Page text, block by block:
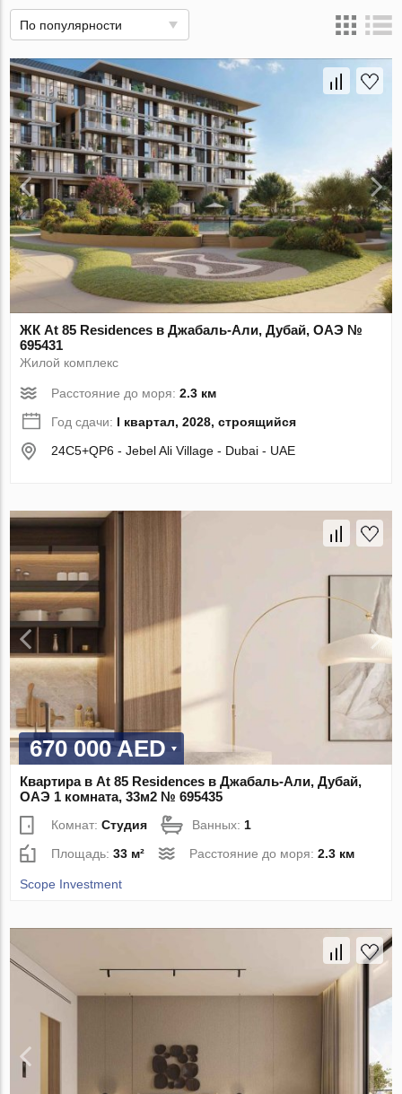
По популярности
ЖК At 85 Residences в Джабаль-Али, Дубай, ОАЭ №
695431
Жилой комплекс
Расстояние до моря:2.3 км
Год сдачи: I квартал, 2028, строящийся
24C5+QP6 - Jebel Ali Village - Dubai - UAE
670 000 AED
Квартира в At 85 Residences в Джабаль-Али, Дубай,
ОАЭ 1 комната, 33м2 № 695435
Комнат:Студия Ванных:1
Площадь:33 м² Расстояние до моря:2.3 км
Scope Investment